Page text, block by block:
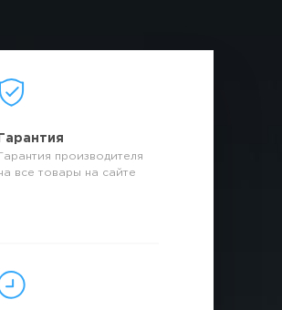
Гарантия
Гарантия производителя
все товары на сайте